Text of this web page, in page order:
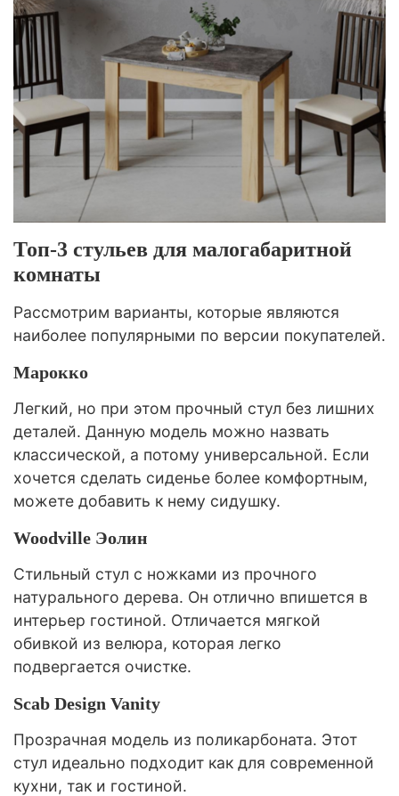
Топ-3 стульев для малогабаритной
комнаты
Рассмотрим варианты, которые являются
наиболее популярными по версии покупателей.
Марокко
Легкий, но при этом прочный стул без лишних
деталей. Данную модель можно назвать
классической, а потому универсальной. Если
хочется сделать сиденье более комфортным,
можете добавить к нему сидушку.
Woodville Эолин
Стильный стул с ножками из прочного
натурального дерева. Он отлично впишется в
интерьер гостиной. Отличается мягкой
обивкой из велюра, которая легко
подвергается очистке.
Scab Design Vanity
Прозрачная модель из поликарбоната. Этот
стул идеально подходит как для современной
кухни, так и гостиной.